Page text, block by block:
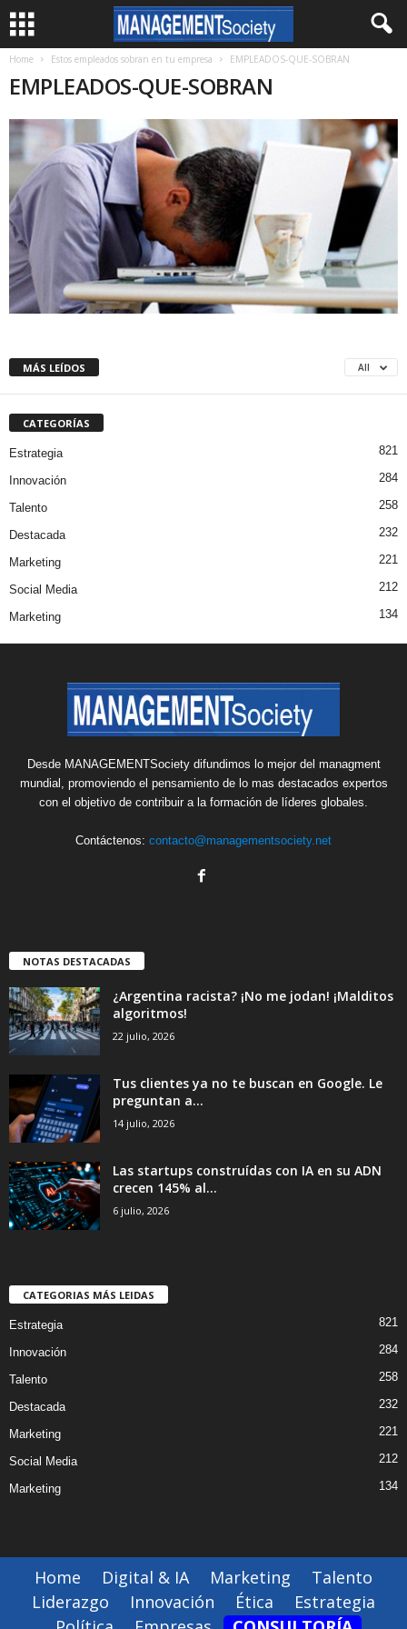
Home Estos empleados sobran en tu empresa EMPLEADOS-QUE-SOBRAN
EMPLEADOS-QUE-SOBRAN
MÁS LEÍDOS All
CATEGORÍAS
Estrategia 821
Innovación 284
Talento 258
Destacada 232
Marketing 221
Social Media 212
Marketing 134
Desde MANAGEMENTSociety difundimos lo mejor del managment
mundial, promoviendo el pensamiento de lo mas destacados expertos
con el objetivo de contribuir a la formación de líderes globales.
Contáctenos: contacto@managementsociety.net
NOTAS DESTACADAS
¿Argentina racista? ¡No me jodan! ¡Malditos
algoritmos!
22 julio, 2026
Tus clientes ya no te buscan en Google. Le
preguntan a...
14 julio, 2026
Las startups construídas con IA en su ADN
crecen 145% al...
6 julio, 2026
CATEGORIAS MÁS LEIDAS
Estrategia 821
Innovación 284
Talento 258
Destacada 232
Marketing 221
Social Media 212
Marketing 134
Home Digital & IA Marketing
Talento
Liderazgo
Innovación Ética
Estrategia